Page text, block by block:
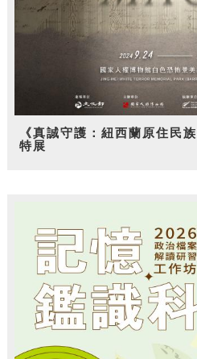
《真誠守護：紐西蘭原住民
特展